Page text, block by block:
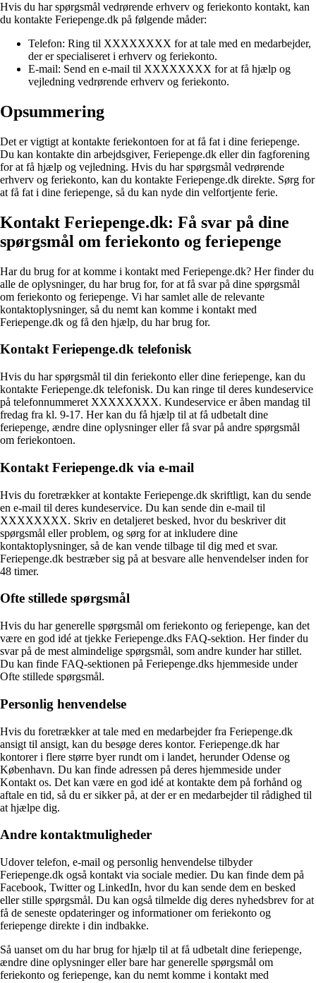
Hvis du har spørgsmål vedrørende erhverv og feriekonto kontakt, kan
du kontakte Feriepenge.dk på følgende måder:
Telefon: Ring til XXXXXXXX for at tale med en medarbejder,
der er specialiseret i erhverv og feriekonto.
E-mail: Send en e-mail til XXXXXXXX for at få hjælp og
vejledning vedrørende erhverv og feriekonto.
Opsummering
Det er vigtigt at kontakte feriekontoen for at få fat i dine feriepenge.
Du kan kontakte din arbejdsgiver, Feriepenge.dk eller din fagforening
for at få hjælp og vejledning. Hvis du har spørgsmål vedrørende
erhverv og feriekonto, kan du kontakte Feriepenge.dk direkte. Sørg for
at få fat i dine feriepenge, så du kan nyde din velfortjente ferie.
Kontakt Feriepenge.dk: Få svar på dine
spørgsmål om feriekonto og feriepenge
Har du brug for at komme i kontakt med Feriepenge.dk? Her finder du
alle de oplysninger, du har brug for, for at få svar på dine spørgsmål
om feriekonto og feriepenge. Vi har samlet alle de relevante
kontaktoplysninger, så du nemt kan komme i kontakt med
Feriepenge.dk og få den hjælp, du har brug for.
Kontakt Feriepenge.dk telefonisk
Hvis du har spørgsmål til din feriekonto eller dine feriepenge, kan du
kontakte Feriepenge.dk telefonisk. Du kan ringe til deres kundeservice
på telefonnummeret XXXXXXXX. Kundeservice er åben mandag til
fredag fra kl. 9-17. Her kan du få hjælp til at få udbetalt dine
feriepenge, ændre dine oplysninger eller få svar på andre spørgsmål
om feriekontoen.
Kontakt Feriepenge.dk via e-mail
Hvis du foretrækker at kontakte Feriepenge.dk skriftligt, kan du sende
en e-mail til deres kundeservice. Du kan sende din e-mail til
XXXXXXXX. Skriv en detaljeret besked, hvor du beskriver dit
spørgsmål eller problem, og sørg for at inkludere dine
kontaktoplysninger, så de kan vende tilbage til dig med et svar.
Feriepenge.dk bestræber sig på at besvare alle henvendelser inden for
48 timer.
Ofte stillede spørgsmål
Hvis du har generelle spørgsmål om feriekonto og feriepenge, kan det
være en god idé at tjekke Feriepenge.dks FAQ-sektion. Her finder du
svar på de mest almindelige spørgsmål, som andre kunder har stillet.
Du kan finde FAQ-sektionen på Feriepenge.dks hjemmeside under
Ofte stillede spørgsmål.
Personlig henvendelse
Hvis du foretrækker at tale med en medarbejder fra Feriepenge.dk
ansigt til ansigt, kan du besøge deres kontor. Feriepenge.dk har
kontorer i flere større byer rundt om i landet, herunder Odense og
København. Du kan finde adressen på deres hjemmeside under
Kontakt os. Det kan være en god idé at kontakte dem på forhånd og
aftale en tid, så du er sikker på, at der er en medarbejder til rådighed til
at hjælpe dig.
Andre kontaktmuligheder
Udover telefon, e-mail og personlig henvendelse tilbyder
Feriepenge.dk også kontakt via sociale medier. Du kan finde dem på
Facebook, Twitter og LinkedIn, hvor du kan sende dem en besked
eller stille spørgsmål. Du kan også tilmelde dig deres nyhedsbrev for at
få de seneste opdateringer og informationer om feriekonto og
feriepenge direkte i din indbakke.
Så uanset om du har brug for hjælp til at få udbetalt dine feriepenge,
ændre dine oplysninger eller bare har generelle spørgsmål om
feriekonto og feriepenge, kan du nemt komme i kontakt med